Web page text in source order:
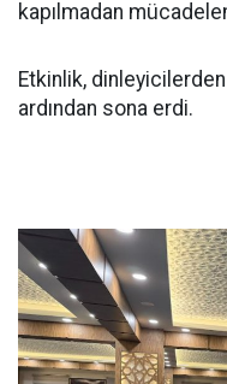
kapılmadan
Etkinlik, dinleyicilerden
ardından sona erdi.